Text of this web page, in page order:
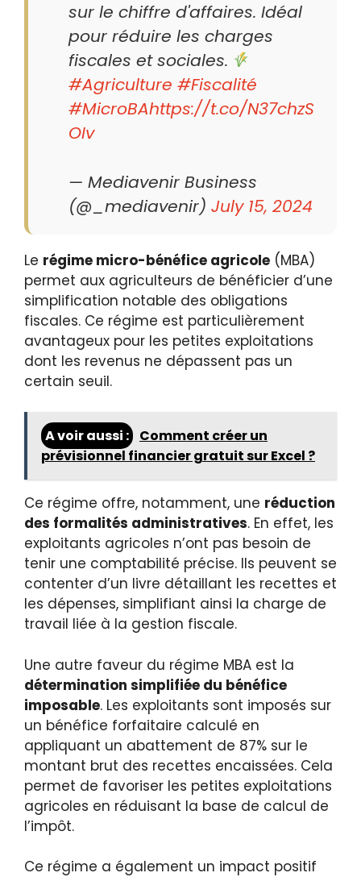
sur le chiffre d'affaires. Idéal
pour réduire les charges
fiscales et sociales.
#Agriculture #Fiscalité
#MicroBAhttps://t.co/N37chzS
OIv
— Mediavenir Business
(@_mediavenir) July 15, 2024
Le régime micro-bénéfice agricole (MBA)
permet aux agriculteurs de bénéficier d’une
simplification notable des obligations
fiscales. Ce régime est particulièrement
avantageux pour les petites exploitations
dont les revenus ne dépassent pas un
certain seuil.
A voir aussi :
Comment créer un
prévisionnel financier gratuit sur Excel ?
Ce régime offre, notamment, une réduction
des formalités administratives. En effet, les
exploitants agricoles n’ont pas besoin de
tenir une comptabilité précise. Ils peuvent se
contenter d’un livre détaillant les recettes et
les dépenses, simplifiant ainsi la charge de
travail liée à la gestion fiscale.
Une autre faveur du régime MBA est la
détermination simplifiée du bénéfice
imposable. Les exploitants sont imposés sur
un bénéfice forfaitaire calculé en
appliquant un abattement de 87% sur le
montant brut des recettes encaissées. Cela
permet de favoriser les petites exploitations
agricoles en réduisant la base de calcul de
l’impôt.
Ce régime a également un impact positif